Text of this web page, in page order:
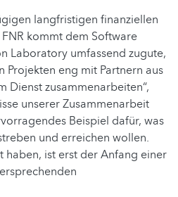
langfristigen finanziellen
kommt dem Software
Laboratory umfassend zugute,
Projekten eng mit Partnern aus
Dienst zusammenarbeiten“,
unserer Zusammenarbeit
Beispiel dafür, was
und erreichen wollen.
haben, ist erst der Anfang einer